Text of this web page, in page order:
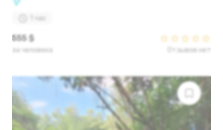
1 час
555 $
за человека Отзывов нет